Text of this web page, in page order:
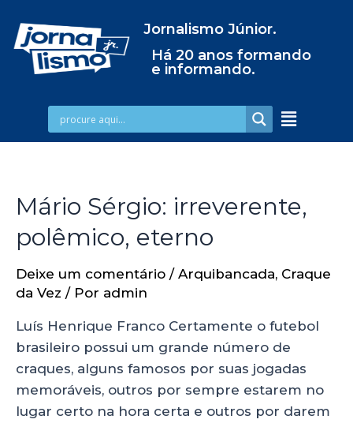
Jornalismo Júnior.
Há 20 anos formando
e informando.
Mário Sérgio: irreverente,
polêmico, eterno
Deixe um comentário / Arquibancada, Craque
da Vez / Por admin
Luís Henrique Franco Certamente o futebol
brasileiro possui um grande número de
craques, alguns famosos por suas jogadas
memoráveis, outros por sempre estarem no
lugar certo na hora certa e outros por darem